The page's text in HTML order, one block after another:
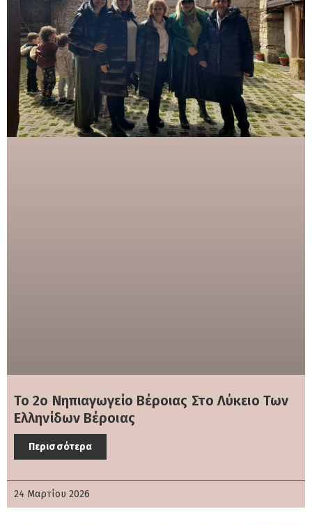
Το 2ο Νηπιαγωγείο Βέροιας Στο Λύκειο Των
Ελληνίδων Βέροιας
Περισσότερα
24 Μαρτίου 2026